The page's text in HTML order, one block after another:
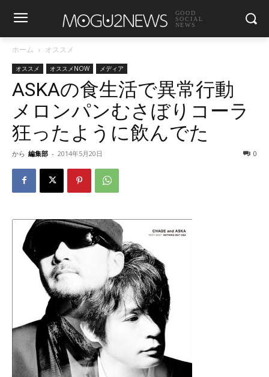
GOOD
SOCIAL
NEWS
ホーム オススメ
オススメ オススメNOW メディア
ASKAの食生活で異常行動
メロンパンむさぼりコーラ
狂ったように飲んでた
から 編集部 - 2014年5月20日 0